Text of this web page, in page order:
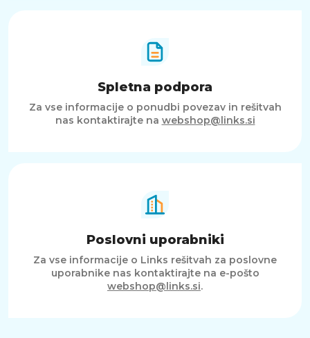
Spletna podpora
Za vse informacije o ponudbi povezav in rešitvah
nas kontaktirajte na webshop@links.si
Poslovni uporabniki
Za vse informacije o Links rešitvah za poslovne
uporabnike nas kontaktirajte na e-pošto
webshop@links.si.